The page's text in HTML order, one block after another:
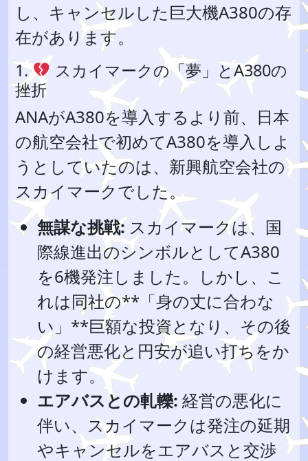
し、キャンセルした巨大機A380の存
在があります。
1.
スカイマークの「夢」とA380の
挫折
ANAがA380を導入するより前、日本
の航空会社で初めてA380を導入しよ
うとしていたのは、新興航空会社の
スカイマークでした。
無謀な挑戦: スカイマークは、国
際線進出のシンボルとしてA380
を6機発注しました。しかし、こ
れは同社の**「身の丈に合わな
い」**巨額な投資となり、その後
の経営悪化と円安が追い打ちをか
けます。
エアバスとの軋轢: 経営の悪化に
伴い、スカイマークは発注の延期
やキャンセルをエアバスと交渉